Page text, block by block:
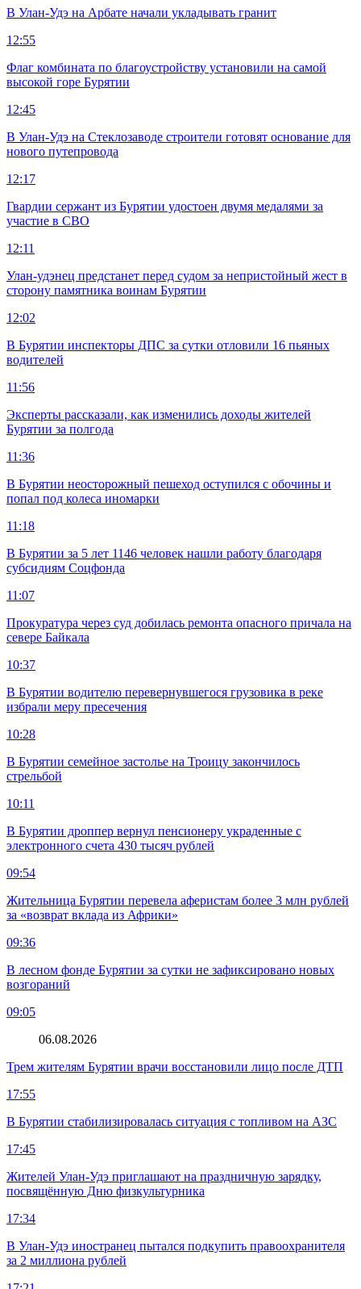
В Улан-Удэ на Арбате начали укладывать гранит
12:55
Флаг комбината по благоустройству установили на самой
высокой горе Бурятии
12:45
В Улан-Удэ на Стеклозаводе строители готовят основание для
нового путепровода
12:17
Гвардии сержант из Бурятии удостоен двумя медалями за
участие в СВО
12:11
Улан-удэнец предстанет перед судом за непристойный жест в
сторону памятника воинам Бурятии
12:02
В Бурятии инспекторы ДПС за сутки отловили 16 пьяных
водителей
11:56
Эксперты рассказали, как изменились доходы жителей
Бурятии за полгода
11:36
В Бурятии неосторожный пешеход оступился с обочины и
попал под колеса иномарки
11:18
В Бурятии за 5 лет 1146 человек нашли работу благодаря
субсидиям Соцфонда
11:07
Прокуратура через суд добилась ремонта опасного причала на
севере Байкала
10:37
В Бурятии водителю перевернувшегося грузовика в реке
избрали меру пресечения
10:28
В Бурятии семейное застолье на Троицу закончилось
стрельбой
10:11
В Бурятии дроппер вернул пенсионеру украденные с
электронного счета 430 тысяч рублей
09:54
Жительница Бурятии перевела аферистам более 3 млн рублей
за «возврат вклада из Африки»
09:36
В лесном фонде Бурятии за сутки не зафиксировано новых
возгораний
09:05
06.08.2026
Трем жителям Бурятии врачи восстановили лицо после ДТП
17:55
В Бурятии стабилизировалась ситуация с топливом на АЗС
17:45
Жителей Улан-Удэ приглашают на праздничную зарядку,
посвящённую Дню физкультурника
17:34
В Улан-Удэ иностранец пытался подкупить правоохранителя
за 2 миллиона рублей